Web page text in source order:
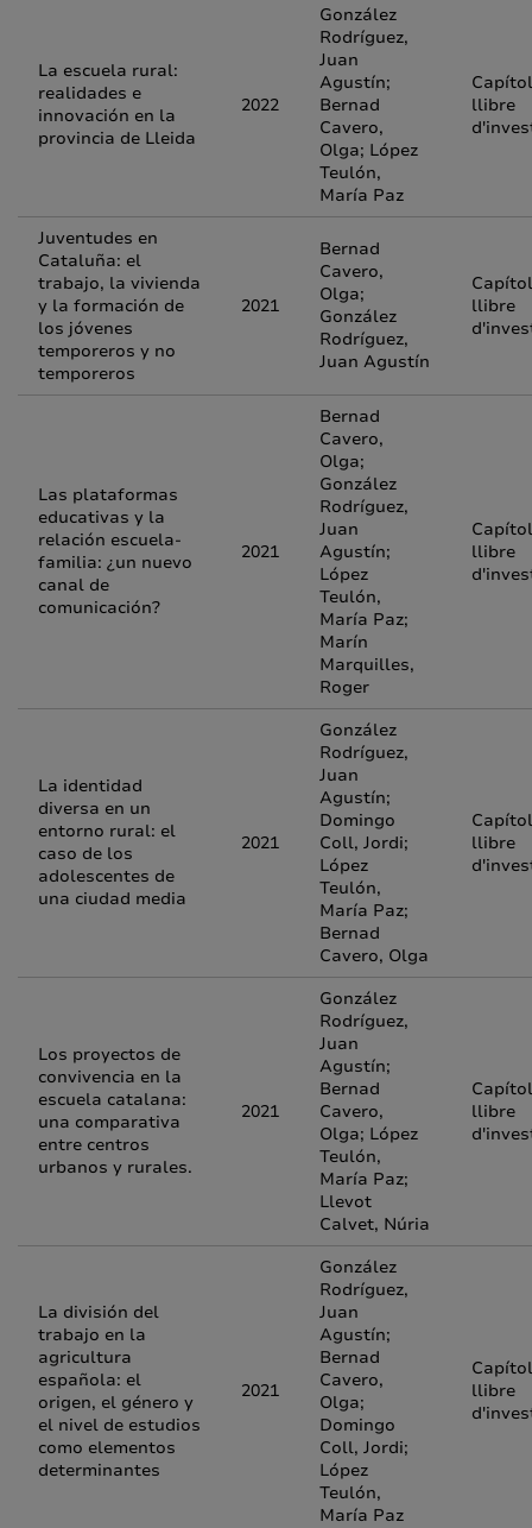
La escuela rural:
realidades e
innovación en la
provincia de Lleida
2022
González
Rodríguez,
Juan
Agustín;
Bernad
Cavero,
Olga; López
Teulón,
María Paz
llibre
Juventudes en
Cataluña: el
trabajo, la vivienda
y la formación de
los jóvenes
temporeros y no
temporeros
2021
Bernad
Cavero,
Olga;
González
Rodríguez,
Juan Agustín
llibre
Las plataformas
educativas y la
relación escuela-
familia: ¿un nuevo
canal de
comunicación?
2021
Bernad
Cavero,
Olga;
González
Rodríguez,
Juan
Agustín;
López
Teulón,
María Paz;
Marín
Marquilles,
Roger
llibre
La identidad
diversa en un
entorno rural: el
caso de los
adolescentes de
una ciudad media
2021
González
Rodríguez,
Juan
Agustín;
Domingo
Coll, Jordi;
López
Teulón,
María Paz;
Bernad
Cavero, Olga
llibre
Los proyectos de
convivencia en la
escuela catalana:
una comparativa
entre centros
urbanos y rurales.
2021
González
Rodríguez,
Juan
Agustín;
Bernad
Cavero,
Olga; López
Teulón,
María Paz;
Llevot
Calvet, Núria
llibre
La división del
trabajo en la
agricultura
española: el
origen, el género y
el nivel de estudios
como elementos
determinantes
2021
González
Rodríguez,
Juan
Agustín;
Bernad
Cavero,
Olga;
Domingo
Coll, Jordi;
López
Teulón,
María Paz
llibre